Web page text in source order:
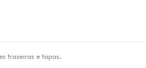
traseiras e tapas.